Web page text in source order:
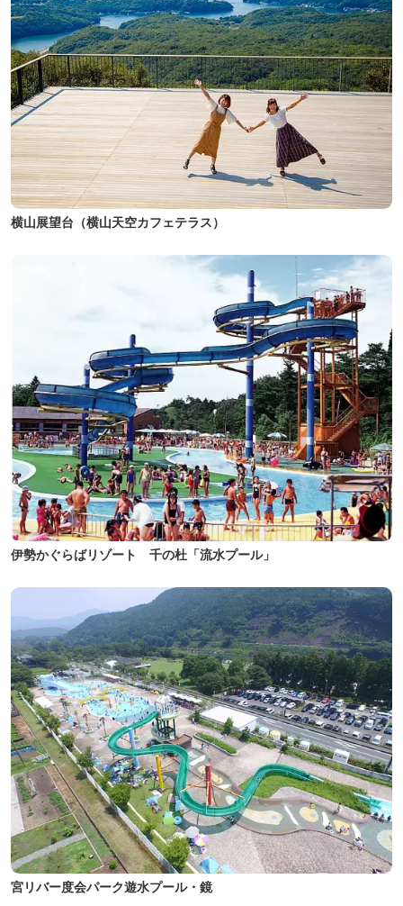
横山展望台（横山天空カフェテラス）
伊勢かぐらばリゾート 千の杜「流水プール」
宮リバー度会パーク遊水プール・鏡